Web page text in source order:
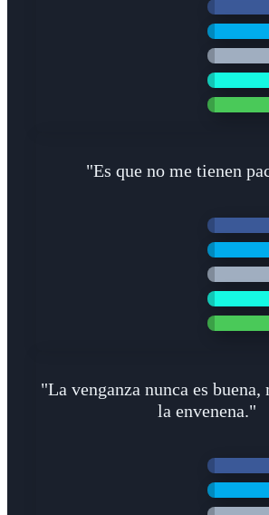
"Es que no me tienen
"La venganza nunca es
la envenena."